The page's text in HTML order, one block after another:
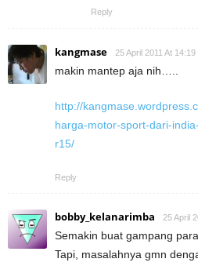
Reply
kangmase 25 April 2011 At 14:19
makin mantep aja nih…..
http://
harga-motor-sport-dari-
r15/
Reply
bobby_kelanarimba 25 April
Semakin buat gampang
Tapi, masalahnya gmn